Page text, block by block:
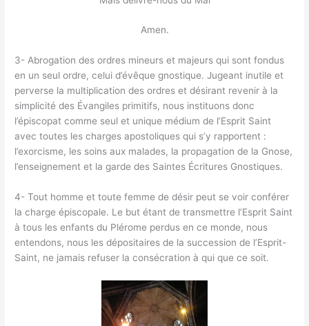
Amen.
3- Abrogation des ordres mineurs et majeurs qui sont fondus
en un seul ordre, celui d’évêque gnostique. Jugeant inutile et
perverse la multiplication des ordres et désirant revenir à la
simplicité des Évangiles primitifs, nous instituons donc
l’épiscopat comme seul et unique médium de l’Esprit Saint
avec toutes les charges apostoliques qui s’y rapportent :
l’exorcisme, les soins aux malades, la propagation de la Gnose,
l’enseignement et la garde des Saintes Écritures Gnostiques.
4- Tout homme et toute femme de désir peut se voir conférer
la charge épiscopale. Le but étant de transmettre l’Esprit Saint
à tous les enfants du Plérome perdus en ce monde, nous
entendons, nous les dépositaires de la succession de l’Esprit-
Saint, ne jamais refuser la consécration à qui que ce soit.